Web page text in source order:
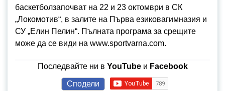
баскетболзапочват на 22 и 23 октомври в СК
„Локомотив“, в залите на Първа езиковагимназия и
СУ „Елин Пелин“. Пълната програма за срещите
може да се види на www.sportvarna.com.
Последвайте ни в YouTubeи Facebook
Сподели